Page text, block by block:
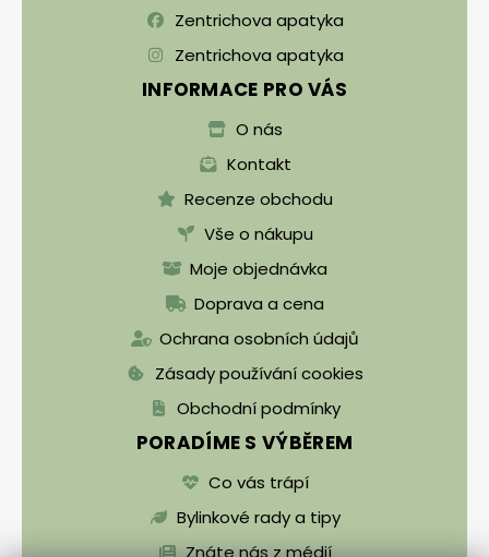
Zentrichova apatyka
Zentrichova apatyka
INFORMACE PRO VÁS
O nás
Kontakt
Recenze obchodu
Vše o nákupu
Moje objednávka
Doprava a cena
Ochrana osobních údajů
Zásady používání cookies
Obchodní podmínky
PORADÍME S VÝBĚREM
Co vás trápí
Bylinkové rady a tipy
Znáte nás z médií